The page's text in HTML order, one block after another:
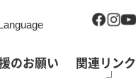
のお願い 関連リンク